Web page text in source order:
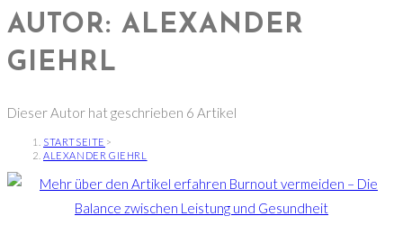
AUTOR: ALEXANDER
GIEHRL
Dieser Autor hat geschrieben 6 Artikel
STARTSEITE >
ALEXANDER GIEHRL